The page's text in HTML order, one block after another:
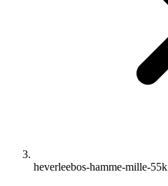
heverleebos-hamme-mille-55k